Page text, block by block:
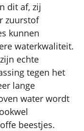
dit af, zij
zuurstof
kunnen
waterkwaliteit.
echte
tegen het
lange
water wordt
beestjes.